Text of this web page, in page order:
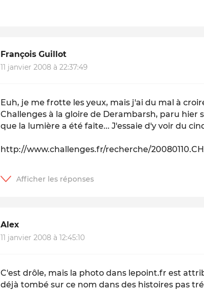
François Guillot
11 janvier 2008 à 22:37:49
Euh, je me frotte les yeux, mais j'ai du mal à
Challenges à la gloire de Derambarsh, paru hier
que la lumière a été faite... J'essaie d'y voir du
http://www.challenges.fr/recherche/
Alex
11 janvier 2008 à 12:45:10
C'est drôle, mais la photo dans lepoint.fr est
déjà tombé sur ce nom dans des histoires pas